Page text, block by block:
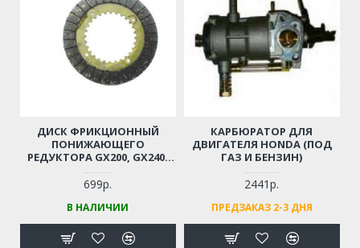
ДИСК ФРИКЦИОННЫЙ
ПОНИЖАЮЩЕГО
РЕДУКТОРА GX200, GX240,
699р.
В НАЛИЧИИ
КАРБЮРАТОР ДЛЯ
ДВИГАТЕЛЯ HONDA (ПОД
ГАЗ И БЕНЗИН)
2441р.
ПРЕДЗАКАЗ 2-3 ДНЯ